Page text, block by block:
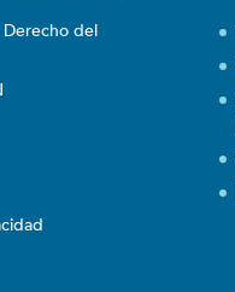
Derecho del